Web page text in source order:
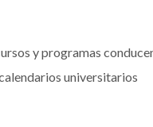
y programas
universitarios